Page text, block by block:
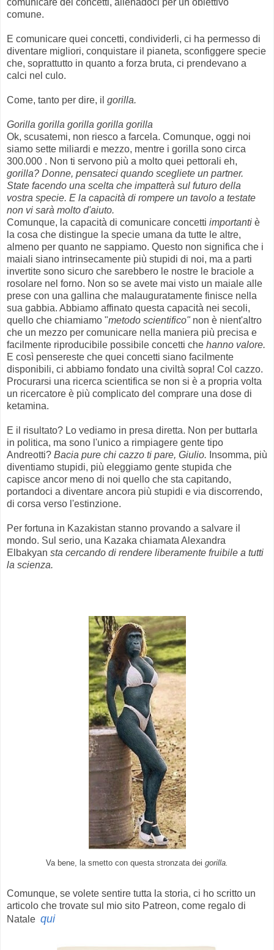
comune.
E comunicare quei concetti, condividerli, ci ha permesso di
diventare migliori, conquistare il pianeta, sconfiggere specie
che, soprattutto in quanto a forza bruta, ci prendevano a
calci nel culo.
Come, tanto per dire, il gorilla.
Gorilla gorilla gorilla gorilla gorilla
Ok, scusatemi, non riesco a farcela. Comunque, oggi noi
siamo sette miliardi e mezzo, mentre i gorilla sono circa
300.000 . Non ti servono più a molto quei pettorali eh,
gorilla? Donne, pensateci quando scegliete un partner.
State facendo una scelta che impatterà sul futuro della
vostra specie. E la capacità di rompere un tavolo a testate
non vi sarà molto d'aiuto.
Comunque, la capacità di comunicare concetti importanti è
la cosa che distingue la specie umana da tutte le altre,
almeno per quanto ne sappiamo. Questo non significa che i
maiali siano intrinsecamente più stupidi di noi, ma a parti
invertite sono sicuro che sarebbero le nostre le braciole a
rosolare nel forno. Non so se avete mai visto un maiale alle
prese con una gallina che malauguratamente finisce nella
sua gabbia. Abbiamo affinato questa capacità nei secoli,
quello che chiamiamo "metodo scientifico" non è nient'altro
che un mezzo per comunicare nella maniera più precisa e
facilmente riproducibile possibile concetti che hanno valore.
E così pensereste che quei concetti siano facilmente
disponibili, ci abbiamo fondato una civiltà sopra! Col cazzo.
Procurarsi una ricerca scientifica se non si è a propria volta
un ricercatore è più complicato del comprare una dose di
ketamina.
E il risultato? Lo vediamo in presa diretta. Non per buttarla
in politica, ma sono l'unico a rimpiagere gente tipo
Andreotti? Bacia pure chi cazzo ti pare, Giulio. Insomma, più
diventiamo stupidi, più eleggiamo gente stupida che
capisce ancor meno di noi quello che sta capitando,
portandoci a diventare ancora più stupidi e via discorrendo,
di corsa verso l'estinzione.
Per fortuna in Kazakistan stanno provando a salvare il
mondo. Sul serio, una Kazaka chiamata Alexandra
Elbakyan sta cercando di rendere liberamente fruibile a tutti
la scienza.
Va bene, la smetto con questa stronzata dei gorilla.
Comunque, se volete sentire tutta la storia, ci ho scritto un
articolo che trovate sul mio sito Patreon, come regalo di
Natale qui